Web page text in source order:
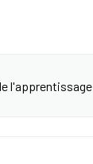
l'apprentissage